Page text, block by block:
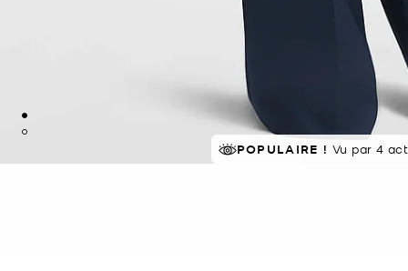
À SUCCÈS!Classé 5 étoiles par
POPULAIRE ! Vu par 4